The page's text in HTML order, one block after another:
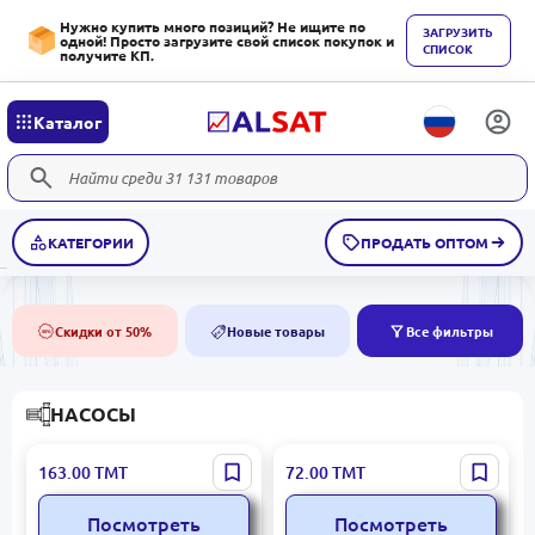
Нужно купить много позиций? Не ищите по
одной! Просто загрузите свой список покупок и
получите КП.
ЗАГРУЗИТЬ
СПИСОК
Каталог
КАТЕГОРИИ ПРОДАТЬ ОПТОМ
50% Скидки от 50% NEW Новые товары Все фильтры
НАСОСЫ
KT KT-017 |
Автоматический насос
для воды с подставкой и
краником
163.00ТМТ
Посмотреть
XYJ XYJ-929 |
Автоматический умный
водяной насос с датчиком
72.00ТМТ
Посмотреть